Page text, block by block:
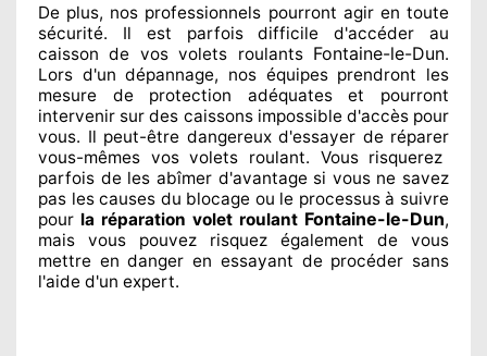
De plus, nos professionnels pourront agiren toute
sécurité. Il est parfois difficile d'accéder au
caisson de vos volets roulants Fontaine-le-Dun.
Lors d'un dépannage, nos équipesprendront les
mesure de protection adéquateset pourront
intervenir sur des caissons impossible d'accès pour
vous. Il peut-être dangereuxd'essayer de réparer
vous-mêmes vos volets roulant. Vous risquerez
parfois de les abîmerd'avantage si vous ne savez
pas les causes du blocage ou le processus à suivre
pour la réparation volet roulant Fontaine-le-Dun,
mais vous pouvez risquez également de vous
mettre en danger en essayant de procéder sans
l'aide d'un expert.